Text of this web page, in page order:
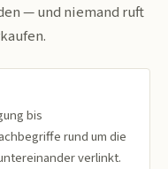
— und niemand ruft
bis
rund um die
verlinkt.